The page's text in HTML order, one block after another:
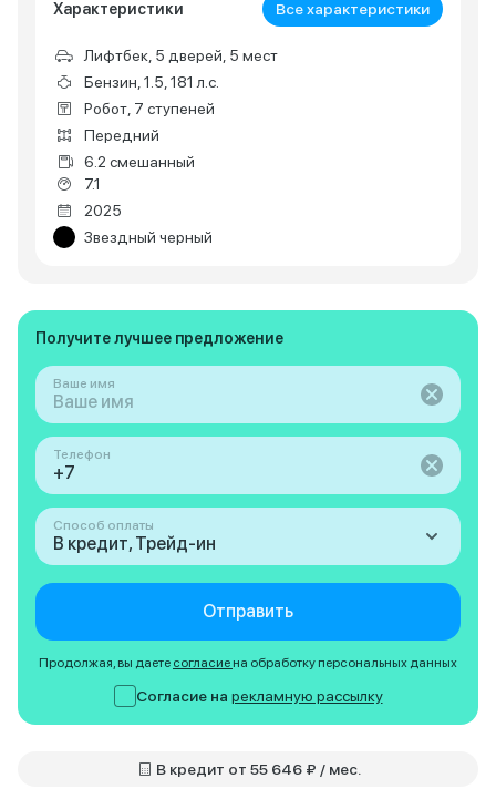
Характеристики Все характеристики
Лифтбек, 5 дверей, 5 мест
Бензин, 1.5, 181 л.с.
Робот, 7 ступеней
Передний
6.2 смешанный
7.1
2025
Звездный черный
Получите лучшее предложение
Ваше имя
Телефон
Способ оплаты
В кредит, Трейд-ин
Отправить
Продолжая, вы даете согласие на обработку персональных данных
Согласие на рекламную рассылку
В кредит от 55 646 ₽ / мес.